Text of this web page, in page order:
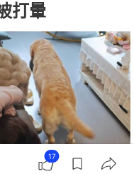
打暈
17